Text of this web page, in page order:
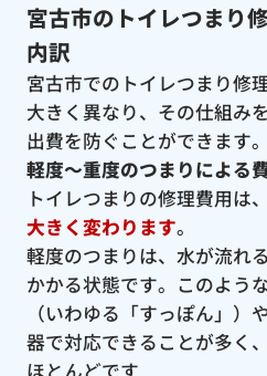
宮古市のトイレつまり
内訳
宮古市でのトイレつまり修
大きく異なり、その仕組み
出費を防ぐことができます。
軽度〜重度のつまりによる
トイレつまりの修理費用は、
大きく変わります。
軽度のつまりは、水が流れ
かかる状態です。このよう
（いわゆる「すっぽん」）
器で対応できることが多く
ほとんどです